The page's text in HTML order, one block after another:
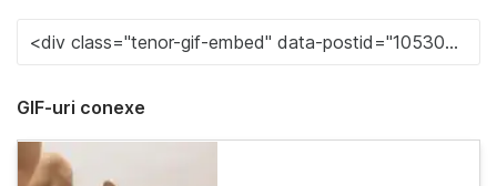
GIF-uri conexe